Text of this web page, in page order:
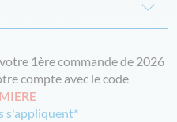
1ère commande de 2026
compte avec le code
s'appliquent*